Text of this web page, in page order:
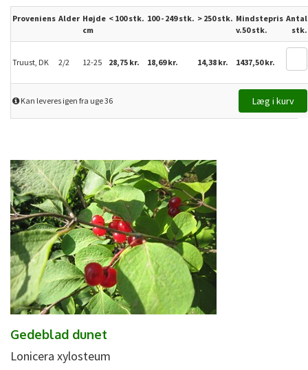
Proveniens Alder Højde
cm
< 100 stk. 100 - 249 stk. > 250stk. Mindstepris
v.50 stk.
Antal
stk.
Truust, DK 2/2 12-25 28,75 kr. 18,69 kr. 14,38 kr. 1437,50 kr.
Kan leveres igen fra uge 36
Gedeblad dunet
Lonicera xylosteum